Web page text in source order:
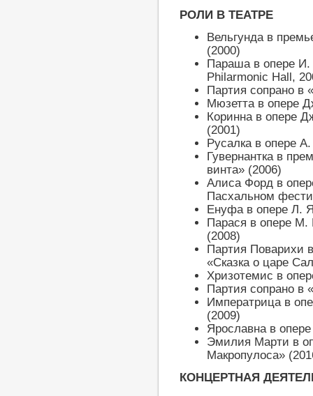
РОЛИ В ТЕАТРЕ
Вельгунда в
(2000)
Параша в опере И.
Philarmonic Hall,
Партия сопрано в
Мюзетта в опере
Коринна в опере
(2001)
Русалка в опере
Гувернантка в
винта» (2006)
Алиса Форд в
Пасхальном
Енуфа в опере Л.
Парася в опере М.
(2008)
Партия Поварихи
«Сказка о царе
Хризотемис в
Партия сопрано в
Императрица в
(2009)
Ярославна в
Эмилия Марти в
Макропулоса»
КОНЦЕРТНАЯ